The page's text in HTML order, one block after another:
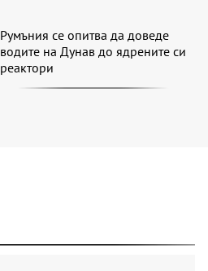
Румъния се опитва да доведе
водите на Дунав до ядрените си
реактори